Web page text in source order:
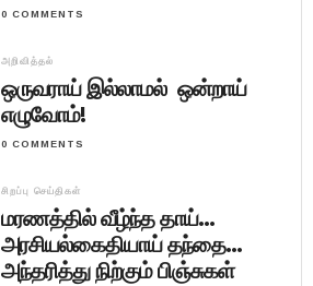
0 COMMENTS
அறிவித்தல்
ஒருவராய் இல்லாமல் ஒன்றாய்
எழுவோம்!
0 COMMENTS
சிறப்பு செய்திகள்
மரணத்தில் வீழ்ந்த தாய்…
அரசியல்கைதியாய் தந்தை…
அந்தரித்து நிற்கும் பிஞ்சுகள்